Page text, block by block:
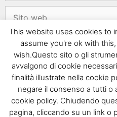
Questo sito usa Akismet
come i tuoi dati vengono
This website uses cookies to
assume you're ok with
wish.Questo sito o gli
avvalgono di cookie
finalità illustrate nella cookie
negare il consenso a tutti o
cookie policy. Chiudendo
pagina, cliccando su un link o